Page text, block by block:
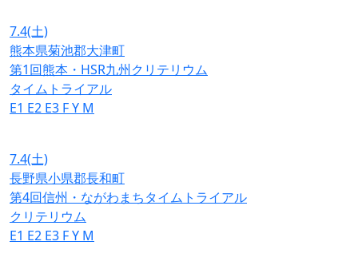
7.4(土)
熊本県菊池郡大津町
第1回熊本・HSR九州クリテリウム
タイムトライアル
E1 E2 E3 FY M
7.4(土)
長野県小県郡長和町
第4回信州・ながわまちタイムトライアル
クリテリウム
E1 E2 E3 FY M